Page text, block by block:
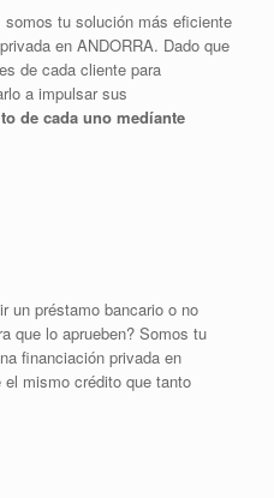
tu solución más eficiente
en ANDORRA. Dado que
de cada cliente para
a impulsar sus
de cada uno medíante
un préstamo bancario o no
que lo aprueben? Somos tu
financiación privada en
el mismo crédito que tanto